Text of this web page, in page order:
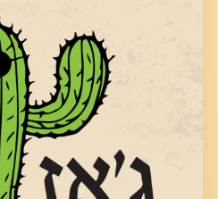
ליצור, לנגן ולהופיע במגוון
חלק מהרכב הג'ז האלמותי
התחיל להוביל טריו משלו. מנחם
הבכורה של הטריו"
PULSE
"
וגם עם קטעים מהאלבום החדש
שהוקדש ל 7.10.